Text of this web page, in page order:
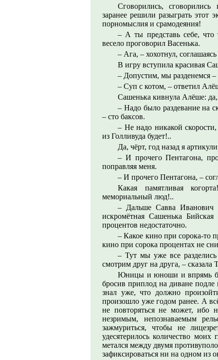
Сговорились,
заранее решили разыграть этот
порномыслия и срамодеяния!
– А ты представь себе,
весело проговорил Васенька.
– Ага, – хохотнул,
В игру вступила красивая
– Допустим, мы разденемся
– Суп с котом, – ответил
Сашенька кивнула Алёше:
– Надо было раздевание на
– сто баксов.
– Не надо никакой
из Голливуда будет!..
Да, чёрт, год назад я
– И прочего Пентагона,
поправляя меня.
– И прочего Пентагона, –
Какая памятливая
мемориальный люд!..
– Дальше Савва Иванович
искромётная Сашенька
процентов недостаточно.
– Какое кино при сорока-то
кино при сорока процентах не
– Тут мы уже все
смотрим друг на друга, – сказала
Юницы и юноши и впрямь
бросив приплод на диване
знал уже, что должно
произошло уже годом ранее. А
не повторяться не может, ибо
незримым, непознаваемым
зажмуриться, чтобы не
удесятерилось количество
метался между двумя
зафиксироваться ни на одном из